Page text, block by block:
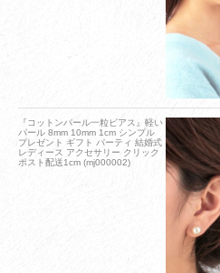
『コットンパール一粒ピアス』軽い
パール 8mm 10mm 1cm シンプル
プレゼント ギフト パーティ 結婚式
レディース アクセサリー クリック
ポスト配送1cm (mj000002)